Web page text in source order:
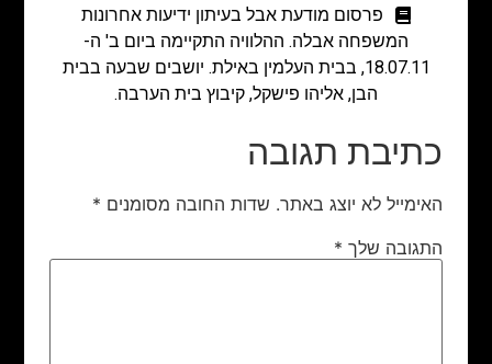
פרסום מודעת אבל בעיתון ידיעות אחרונות
המשפחה אבלה. ההלוויה התקיימה ביום ב' ה-
18.07.11, בבית העלמין באילת. יושבים שבעה בבית
הבן, אליהו פישקל, קיבוץ בית הערבה.
כתיבת תגובה
האימייל לא יוצג באתר. שדות החובה מסומנים *
התגובה שלך *